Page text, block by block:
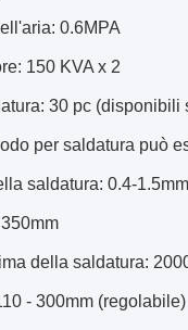
0.6MPA
150 KVA x 2
30 pc (disponibili
per saldatura può
saldatura: 0.4-1.5mm
della saldatura:
- 300mm (regolabile)